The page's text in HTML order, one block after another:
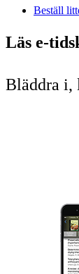
Beställ
Läs e-
Bläddra i,